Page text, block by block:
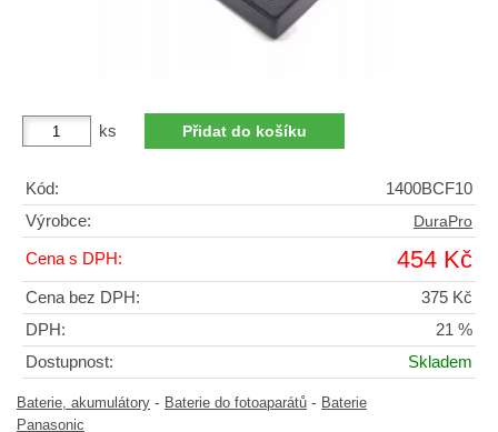
ks
Kód:
1400BCF10
Výrobce:
DuraPro
Cena s DPH: 454 Kč
Cena bez DPH:
375 Kč
DPH:
21 %
Dostupnost:
Skladem
Baterie, akumulátory - Baterie do fotoaparátů - Baterie
Panasonic